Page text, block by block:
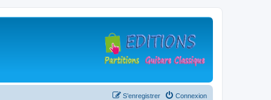
Connexion
S’enregistrer